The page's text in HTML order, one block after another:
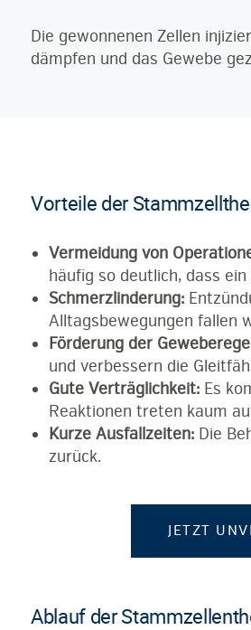
Die gewonnenen Zellen
dämpfen und das Gewebe
Vorteile der
Vermeidung von
häufig so deutlich, dass
Schmerzlinderung:
Alltagsbewegungen fallen
Förderung der
und verbessern die
Gute Verträglichkeit: Es
Reaktionen treten kaum
Kurze Ausfallzeiten: Die
zurück.
JETZT
Ablauf der